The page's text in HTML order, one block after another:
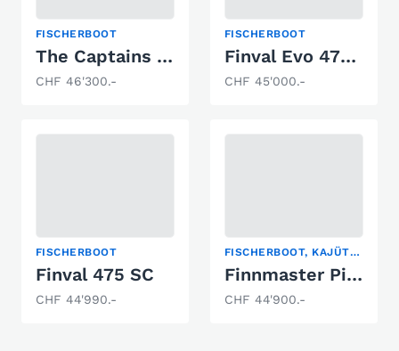
FISCHERBOOT
The Captains Fisher 660
CHF 46'300.-
FISCHERBOOT
Finval Evo 475SC
CHF 45'000.-
FISCHERBOOT
Finval 475 SC
CHF 44'990.-
FISCHERBOOT, KAJÜTBOOT, PILOTHAUS
Finnmaster Pilot 7
CHF 44'900.-